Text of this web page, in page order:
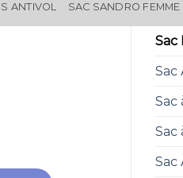
ANTIVOL SAC SANDRO FEMME
Sac
Sac
Sac
Sac
Sac